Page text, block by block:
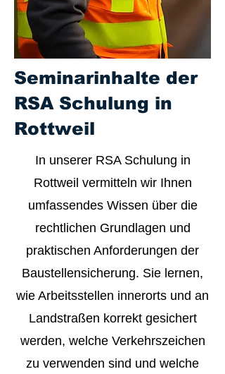
Seminarinhalte der
RSA Schulung in
Rottweil
In unserer RSA Schulung in
Rottweil vermitteln wir Ihnen
umfassendes Wissen über die
rechtlichen Grundlagen und
praktischen Anforderungen der
Baustellensicherung. Sie lernen,
wie Arbeitsstellen innerorts und an
Landstraßen korrekt gesichert
werden, welche Verkehrszeichen
zu verwenden sind und welche